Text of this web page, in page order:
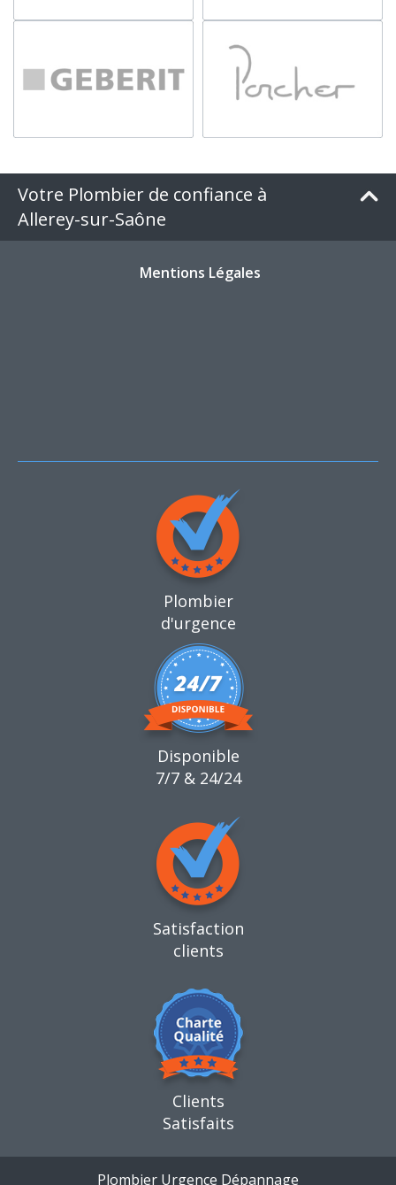
Votre Plombier de confiance à
Allerey-sur-Saône
Mentions Légales
Plombier
d'urgence
Disponible
7/7 & 24/24
Satisfaction
clients
Clients
Satisfaits
Plombier Urgence Dépannage